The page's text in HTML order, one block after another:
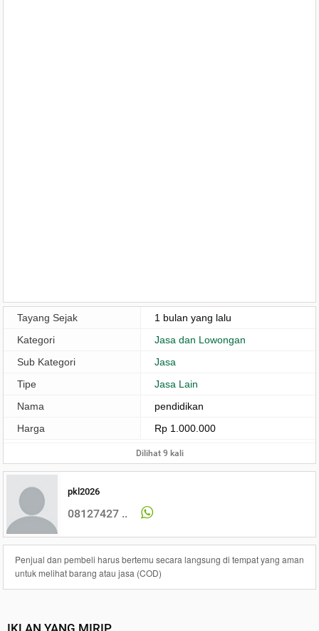
Tayang Sejak
1 bulan yang lalu
Kategori
Jasa dan Lowongan
Sub Kategori
Jasa
Tipe
Jasa Lain
Nama
pendidikan
Harga
Rp 1.000.000
Dilihat 9 kali
pkl2026
08127427 ..
Penjual dan pembeli harus bertemu secara langsung di tempat yang aman
untuk melihat barang atau jasa (COD)